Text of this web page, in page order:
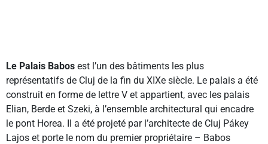
Le Palais Babos est l’un des bâtiments les plus
représentatifs de Cluj de la fin du XIXe siècle. Le palais a été
construit en forme de lettre V et appartient, avec les palais
Elian, Berde et Szeki, à l’ensemble architectural qui encadre
le pont Horea. Il a été projeté par l’architecte de Cluj Pákey
Lajos et porte le nom du premier propriétaire – Babos